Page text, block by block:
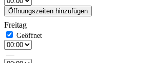
Öffnungszeiten hinzufügen
Freitag
—